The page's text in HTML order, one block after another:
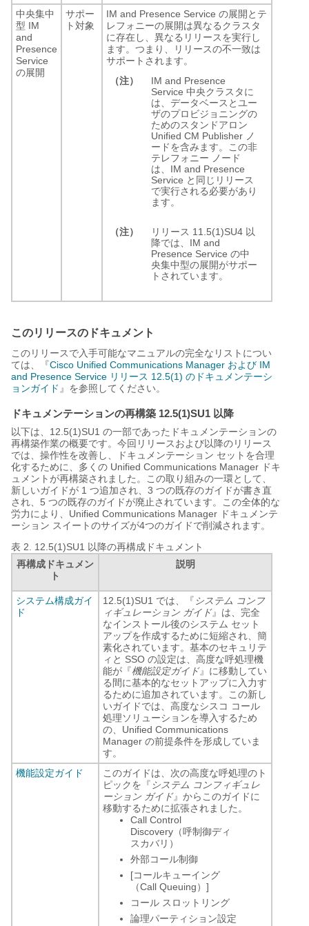
中央集中
型 IM
and
Presence
Service
の展開
サポー
ト対象
IM and Presence Service の展開とテ
レフォニーの展開は異なるクラスタ
に存在し、異なるリリースを実行し
ます。つまり、リリースの不一致は
サポートされます。
（注）
IM and Presence
Service 中央クラスタに
は、データベースとユー
ザのプロビジョニングの
ためのスタンドアロン
Unified CM Publisher ノ
ードを含みます。この非
テレフォニー ノード
は、IM and Presence
Service と同じリリース
で実行される必要があり
ます。
（注）
リリース 11.5(1)SU4 以
降では、IM and
Presence Service の中
央集中型の展開がサポー
トされています。
このリリースのドキュメント
このリリースで入手可能なマニュアルの完全なリストについ
ては、『Cisco Unified Communications Manager および IM
and Presence Service リリース 12.5(1) のドキュメンテーシ
ョンガイド 』を参照してください。
ドキュメンテーションの再構築 12.5(1)SU1 以降
以下は、12.5(1)SU1 の一部であったドキュメンテーションの
再構築作業の概要です。今回リリースおよび以降のリリース
では、操作性を改善し、ドキュメンテーション セットを合理
化するために、多くの Unified Communications Manager ドキ
ュメントが再構築されました。この取り組みの一環として、
新しいガイドが 1 つ追加され、3 つの既存のガイドが書き直
され、5 つの既存のガイドが廃止されています。この全体的な
労力により、Unified Communications Manager ドキュメンテ
ーション スイートのサイズが4つのガイドで削減されます。
表 2. 12.5(1)SU1 以降の再構成ドキュメント
再構成ドキュメン
ト
説明
システム構成ガイ
ド
12.5(1)SU1 では、『 システム コンフ
ィギュレーション ガイド』は、完全
なインストール後のシステム セット
アップを作成するために短縮され、簡
素化されています。基本のセキュリテ
ィと SSO の設定は、高度な呼処理機
能が『機能設定ガイド』に移動してい
る間に基本的なセットアップに入力す
るために追加されています。この新し
いガイドでは、高度なシスコ コール
処理ソリューションを導入するため
の、Unified Communications
Manager の前提条件を形成していま
す。
機能設定ガイド
このガイドは、次の高度な呼処理のト
ピックを『 システム コンフィギュレ
ーション ガイド』からこのガイドに
移動するために拡張されました。
Call Control
Discovery（呼制御ディ
スカバリ）
外部コール制御
[コールキューイング
（Call Queuing）]
コール スロットリング
論理パーティション設定